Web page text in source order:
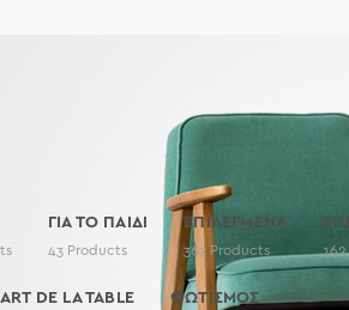
ΓΙΑ ΤΟ ΠΑΙΔΙ
43 Products
ΕΠΙΛΕΓΜΕΝΑ
367 Products 162
DE LA TABLE ΦΩΤΙΣΜΟΣ